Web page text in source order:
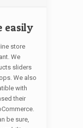
easily
store
We
sliders
We also
with
their
be sure,